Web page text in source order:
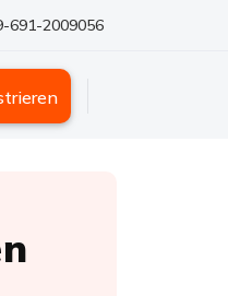
691-2009056